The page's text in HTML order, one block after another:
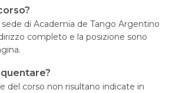
di Academia de Tango Argentino
completo e la posizione sono
del corso non risultano indicate in